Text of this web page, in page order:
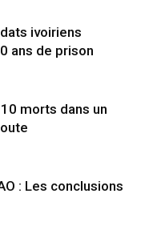
ivoiriens
ans de prison
morts dans un
: Les conclusions